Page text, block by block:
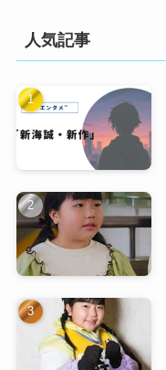
人気記事